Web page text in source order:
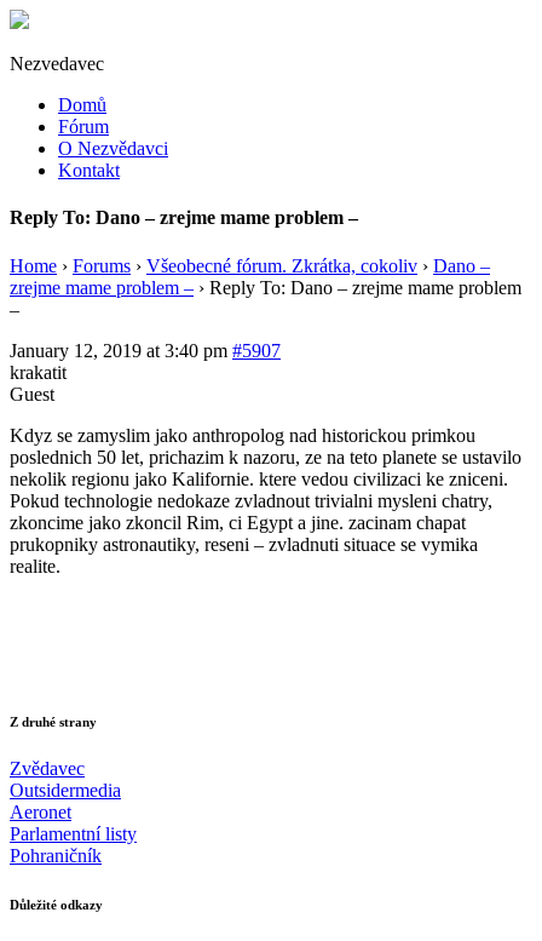
Nezvedavec
Domů
Fórum
O Nezvědavci
Kontakt
Reply To: Dano – zrejme mame problem –
Home › Forums › Všeobecné fórum. Zkrátka, cokoliv › Dano –
zrejme mame problem – › Reply To: Dano – zrejme mame problem
–
January 12, 2019 at 3:40 pm #5907
krakatit
Guest
Kdyz se zamyslim jako anthropolog nad historickou primkou
poslednich 50 let, prichazim k nazoru, ze na teto planete se ustavilo
nekolik regionu jako Kalifornie. ktere vedou civilizaci ke zniceni.
Pokud technologie nedokaze zvladnout trivialni mysleni chatry,
zkoncime jako zkoncil Rim, ci Egypt a jine. zacinam chapat
prukopniky astronautiky, reseni – zvladnuti situace se vymika
realite.
Z druhé strany
Zvědavec
Outsidermedia
Aeronet
Parlamentní listy
Pohraničník
Důležité odkazy